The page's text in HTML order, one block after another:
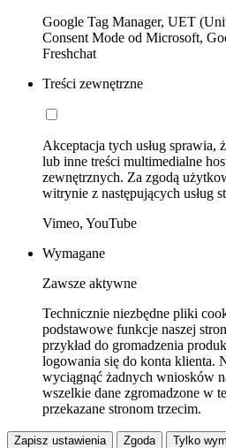
Google Tag Manager, UET
Consent Mode od Microsoft,
Freshchat
Treści zewnętrzne
Akceptacja tych usług
lub inne treści multimedialne
zewnętrznych. Za zgodą
witrynie z następujących usług
Vimeo, YouTube
Wymagane
Zawsze aktywne
Technicznie niezbędne pliki
podstawowe funkcje naszej
przykład do gromadzenia
logowania się do konta klienta.
wyciągnąć żadnych wniosków
wszelkie dane zgromadzone w
przekazane stronom trzecim.
Zapisz ustawienia Zgoda Tylko